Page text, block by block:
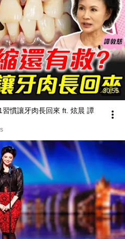
30:55
慣讓牙肉長回來 ft. 炫晨 譚